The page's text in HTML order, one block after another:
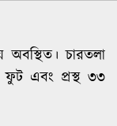
চারতলা
ফুট এবং প্রস্থ ৩৩